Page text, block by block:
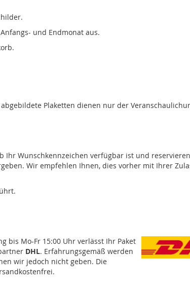
und Endmonat aus.
Plaketten dienen nur der
Ihr Wunschkennzeichen verfügbar ist und
Wir empfehlen Ihnen, dies vorher mit Ihrer
bis Mo-Fr 15:00 Uhr verlässt Ihr Paket
DHL. Erfahrungsgemäß werden
wir jedoch nicht geben. Die